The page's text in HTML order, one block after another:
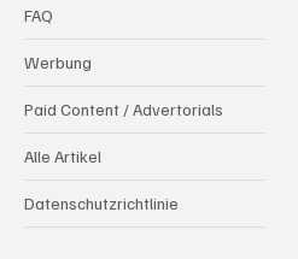
FAQ
Werbung
Paid Content / Advertorials
Alle Artikel
Datenschutzrichtlinie